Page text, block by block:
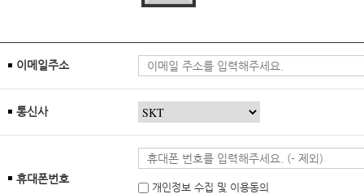
이메일주소
통신사
휴대폰번호
개인정보 수집 및 이용동의